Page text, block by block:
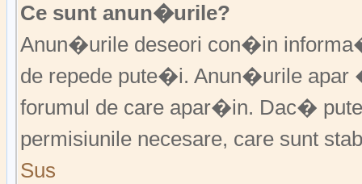
Ce sunt anun�urile?
Anun�urile deseori con�in
de repede pute�i. Anun�urile
forumul de care apar�in. Dac�
permisiunile necesare, care sunt
Sus